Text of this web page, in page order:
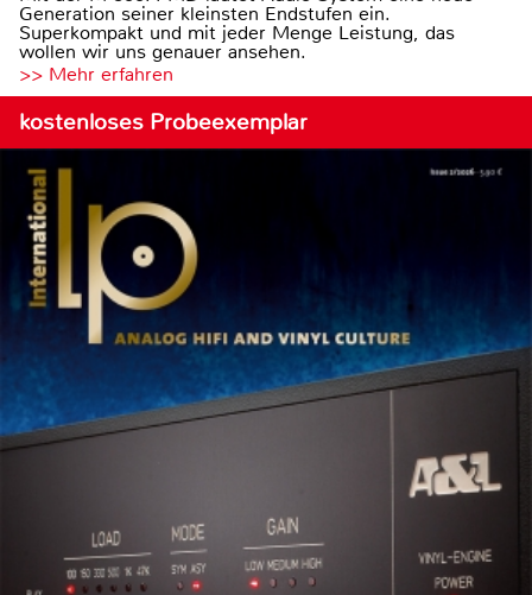
Generation seiner kleinsten Endstufen ein.
Superkompakt und mit jeder Menge Leistung, das
wollen wir uns genauer ansehen.
>> Mehr erfahren
kostenloses Probeexemplar